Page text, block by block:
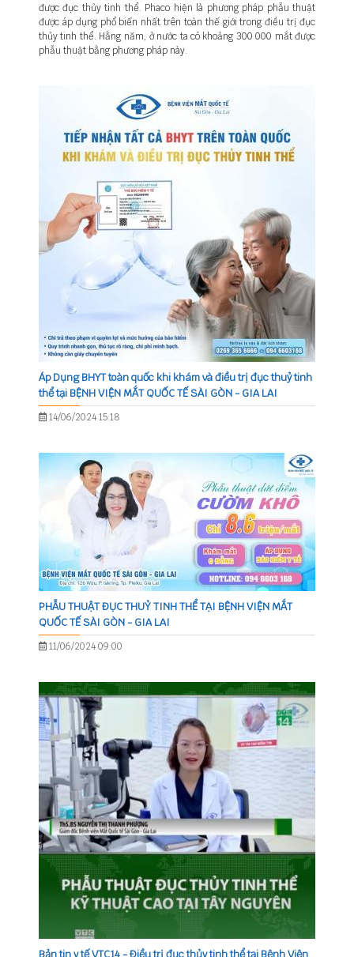
được đục thủy tinh thể. Phaco hiện là phương pháp phẫu thuật
được áp dụng phổ biến nhất trên toàn thế giới trong điều trị đục
thủy tinh thể. Hằng năm, ở nước ta có khoảng 300 000 mắt được
phẫu thuật bằng phương pháp này.
Áp Dụng BHYT toàn quốc khi khám và điều trị đục thuỷ tinh
thể tại BỆNH VIỆN MẮT QUỐC TẾ SÀI GÒN - GIA LAI
14/06/2024 15:18
PHẪU THUẬT ĐỤC THUỶ TINH THỂ TẠI BỆNH VIỆN MẮT
QUỐC TẾ SÀI GÒN - GIA LAI
11/06/2024 09:00
Bản tin y tế VTC14 - Điều trị đục thủy tinh thể tại Bệnh Viện